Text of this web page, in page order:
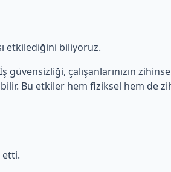
etkilediğini biliyoruz.
çalışanlarınızın zihinsel
Bu etkiler hem fiziksel hem de
etti.